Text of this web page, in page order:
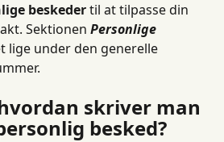
beskeder til at tilpasse din
Sektionen Personlige
lige under den generelle
skriver man
besked?